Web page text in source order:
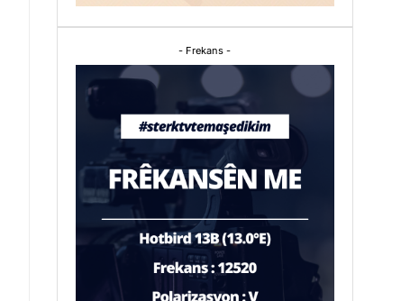
- Frekans -